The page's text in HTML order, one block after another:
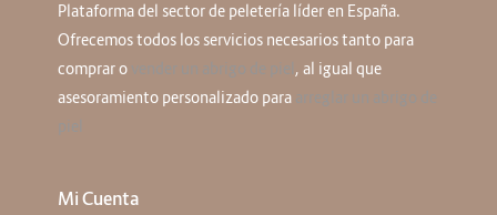
Plataforma del sector de peletería líder en España.
Ofrecemos todos los servicios necesarios tanto para
comprar o
, al igual que
asesoramiento personalizado para
Mi Cuenta